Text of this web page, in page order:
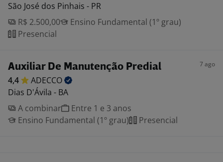
São José dos Pinhais - PR
R$ 2.500,00
Ensino Fundamental (1º grau)
Presencial
Auxiliar De Manutenção Predial 7 ago
4,4
ADECCO
Dias D'Ávila - BA
A combinar
Entre 1 e 3 anos
Ensino Fundamental (1º grau)
Presencial